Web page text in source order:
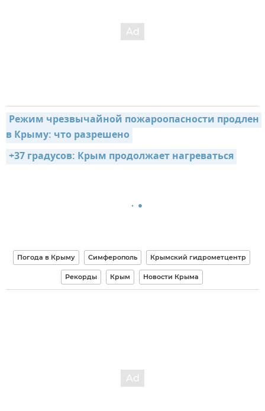
Режим чрезвычайной пожароопасности продлен
в Крыму: что разрешено
+37 градусов: Крым продолжает нагреваться
Погода в Крыму Симферополь Крымский гидрометцентр
Рекорды Крым Новости Крыма